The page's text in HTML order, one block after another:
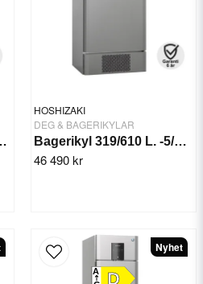
BAKER F 625 DR
HOSHIZAKI
DEG & BAGERIKYLAR
Bagerikyl 319/610 L. -5/+12°C BAKER M 625 DR
46 490 kr
D
A
Nyhet